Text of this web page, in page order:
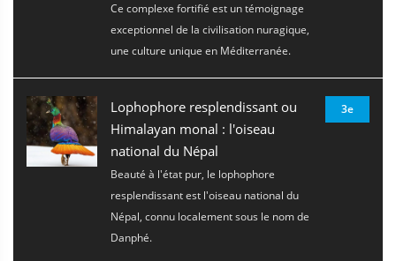
Ce complexe fortifié est un témoignage
exceptionnel de la civilisation nuragique,
une culture unique en Méditerranée.
Lophophore resplendissant ou
Himalayan monal : l'oiseau
national du Népal
Beauté à l'état pur, le lophophore
resplendissant est l'oiseau national du
Népal, connu localement sous le nom de
Danphé.
3e